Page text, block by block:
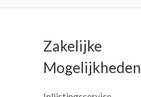
Zakelijke
Mogelijkheden